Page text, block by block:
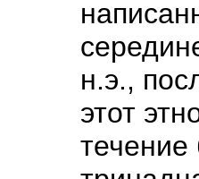
н.э.,
этот
течение